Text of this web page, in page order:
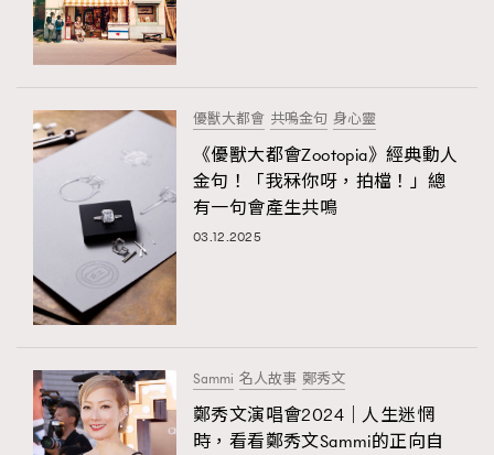
優獸大都會 共嗚金句 身心靈
《優獸大都會Zootopia》經典動人
金句！「我冧你呀，拍檔！」總
有一句會產生共鳴
03.12.2025
Sammi 名人故事 鄭秀文
鄭秀文演唱會2024｜人生迷惘
時，看看鄭秀文Sammi的正向自